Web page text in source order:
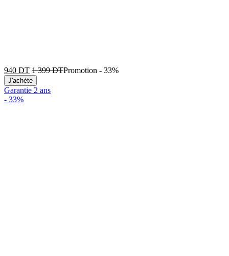
940 DT 1 399DTPromotion - 33%
J'achète
Garantie 2 ans
- 33%